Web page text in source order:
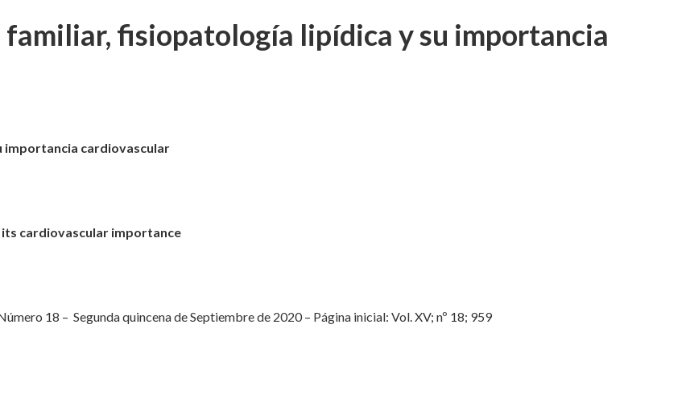
fisiopatología lipídica y su importancia
importancia cardiovascular
cardiovascular importance
18 – Segunda quincena de Septiembre de 2020 – Página inicial: Vol. XV; nº 18; 959